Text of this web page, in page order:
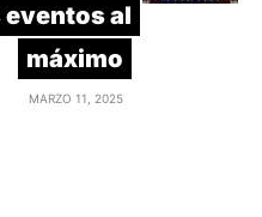
al
máximo
MARZO 11, 2025